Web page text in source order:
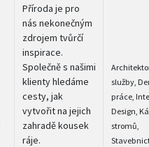
Příroda je pro
nás nekonečným
zdrojem tvůrčí
inspirace.
Společně s našimi
klienty hledáme
cesty, jak
vytvořit na jejich
zahradě kousek
ráje.
služby,
práce,
Design,
stromů,